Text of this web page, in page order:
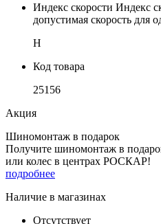
Индекс скорости Индекс
допустимая скорость для
H
Код товара
25156
Акция
Шиномонтаж в подарок
Получите шиномонтаж в
или колес в центрах РОСКАР!
подробнее
Наличие в магазинах
Отсутствует